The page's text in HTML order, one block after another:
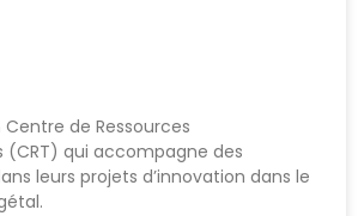
de Ressources
(CRT) qui accompagne des
leurs projets d’innovation dans le